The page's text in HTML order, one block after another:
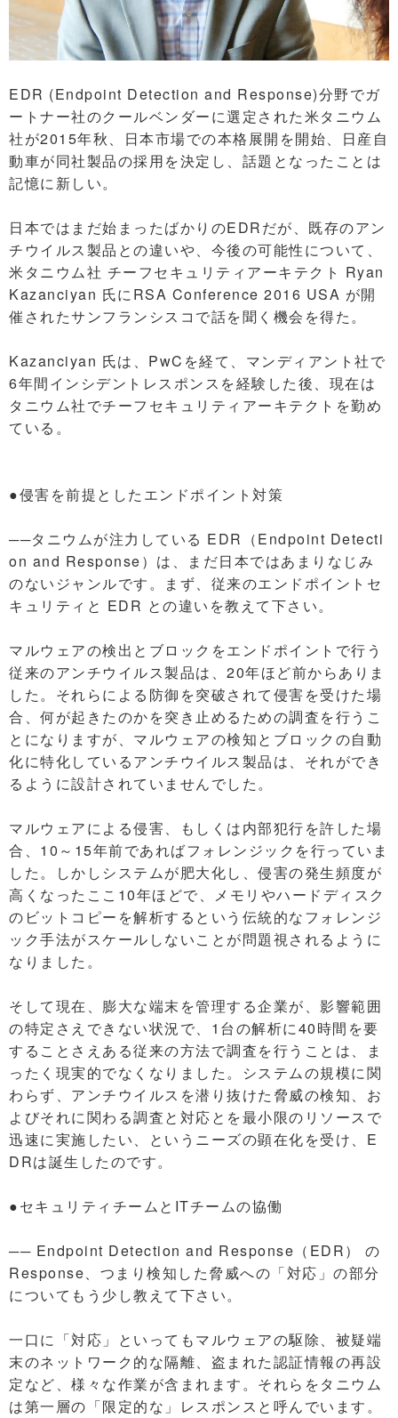
EDR (Endpoint Detection and Response)分野でガ
ートナー社のクールベンダーに選定された米タニウム
社が2015年秋、日本市場での本格展開を開始、日産自
動車が同社製品の採用を決定し、話題となったことは
記憶に新しい。
日本ではまだ始まったばかりのEDRだが、既存のアン
チウイルス製品との違いや、今後の可能性について、
米タニウム社 チーフセキュリティアーキテクト Ryan
Kazanciyan 氏にRSA Conference 2016 USA が開
催されたサンフランシスコで話を聞く機会を得た。
Kazanciyan 氏は、PwCを経て、マンディアント社で
6年間インシデントレスポンスを経験した後、現在は
タニウム社でチーフセキュリティアーキテクトを勤め
ている。
●侵害を前提としたエンドポイント対策
──タニウムが注力している EDR（Endpoint Detecti
on and Response）は、まだ日本ではあまりなじみ
のないジャンルです。まず、従来のエンドポイントセ
キュリティと EDR との違いを教えて下さい。
マルウェアの検出とブロックをエンドポイントで行う
従来のアンチウイルス製品は、20年ほど前からありま
した。それらによる防御を突破されて侵害を受けた場
合、何が起きたのかを突き止めるための調査を行うこ
とになりますが、マルウェアの検知とブロックの自動
化に特化しているアンチウイルス製品は、それができ
るように設計されていませんでした。
マルウェアによる侵害、もしくは内部犯行を許した場
合、10～15年前であればフォレンジックを行っていま
した。しかしシステムが肥大化し、侵害の発生頻度が
高くなったここ10年ほどで、メモリやハードディスク
のビットコピーを解析するという伝統的なフォレンジ
ック手法がスケールしないことが問題視されるように
なりました。
そして現在、膨大な端末を管理する企業が、影響範囲
の特定さえできない状況で、1台の解析に40時間を要
することさえある従来の方法で調査を行うことは、ま
ったく現実的でなくなりました。システムの規模に関
わらず、アンチウイルスを潜り抜けた脅威の検知、お
よびそれに関わる調査と対応とを最小限のリソースで
迅速に実施したい、というニーズの顕在化を受け、E
DRは誕生したのです。
●セキュリティチームとITチームの協働
── Endpoint Detection and Response（EDR） の
Response、つまり検知した脅威への「対応」の部分
についてもう少し教えて下さい。
一口に「対応」といってもマルウェアの駆除、被疑端
末のネットワーク的な隔離、盗まれた認証情報の再設
定など、様々な作業が含まれます。それらをタニウム
は第一層の「限定的な」レスポンスと呼んでいます。